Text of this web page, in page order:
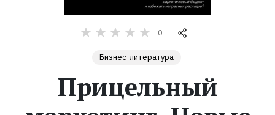
Экранизации
0
Бизнес-литература
Прицельный